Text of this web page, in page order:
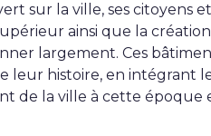
sur la ville, ses citoyens
ainsi que la
largement. Ces
leur histoire, en intégrant
de la ville à cette époque